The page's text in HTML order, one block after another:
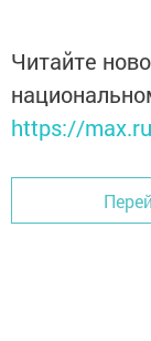
Читайте
https://